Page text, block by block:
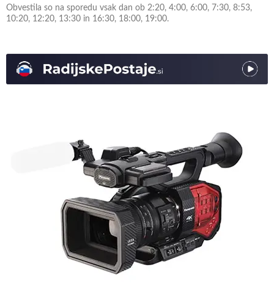
Obvestila so na sporedu vsak dan ob 2:20, 4:00, 6:00, 7:30, 8:53,
10:20, 12:20, 13:30 in 16:30, 18:00, 19:00.